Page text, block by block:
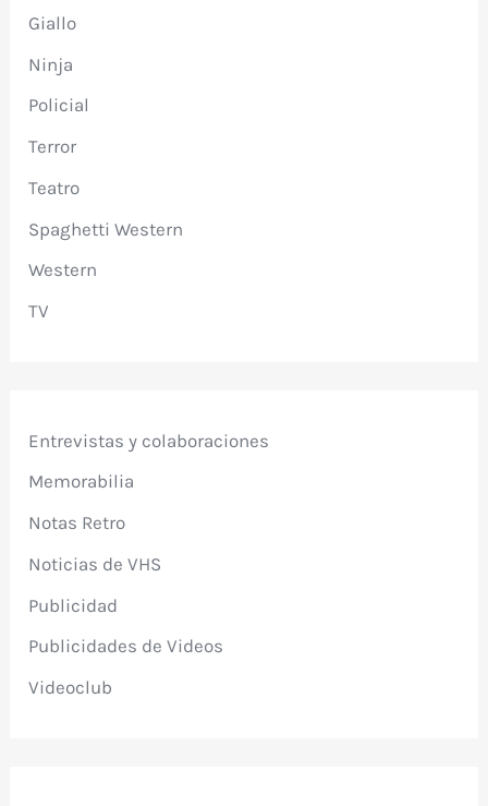
Giallo
Ninja
Policial
Terror
Teatro
Spaghetti Western
Western
TV
Entrevistas y colaboraciones
Memorabilia
Notas Retro
Noticias de VHS
Publicidad
Publicidades de Videos
Videoclub